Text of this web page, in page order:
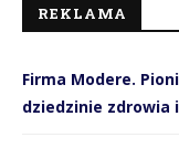
REKLAMA
Firma Modere.
dziedzinie zdrowia